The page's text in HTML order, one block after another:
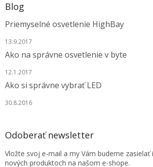
Blog
Priemyselné osvetlenie HighBay
13.9.2017
Ako na správne osvetlenie v byte
12.1.2017
Ako si správne vybrať LED
30.8.2016
Odoberať newsletter
Vložte svoj e-mail a my Vám budeme
nových produktoch na našom e-shope.